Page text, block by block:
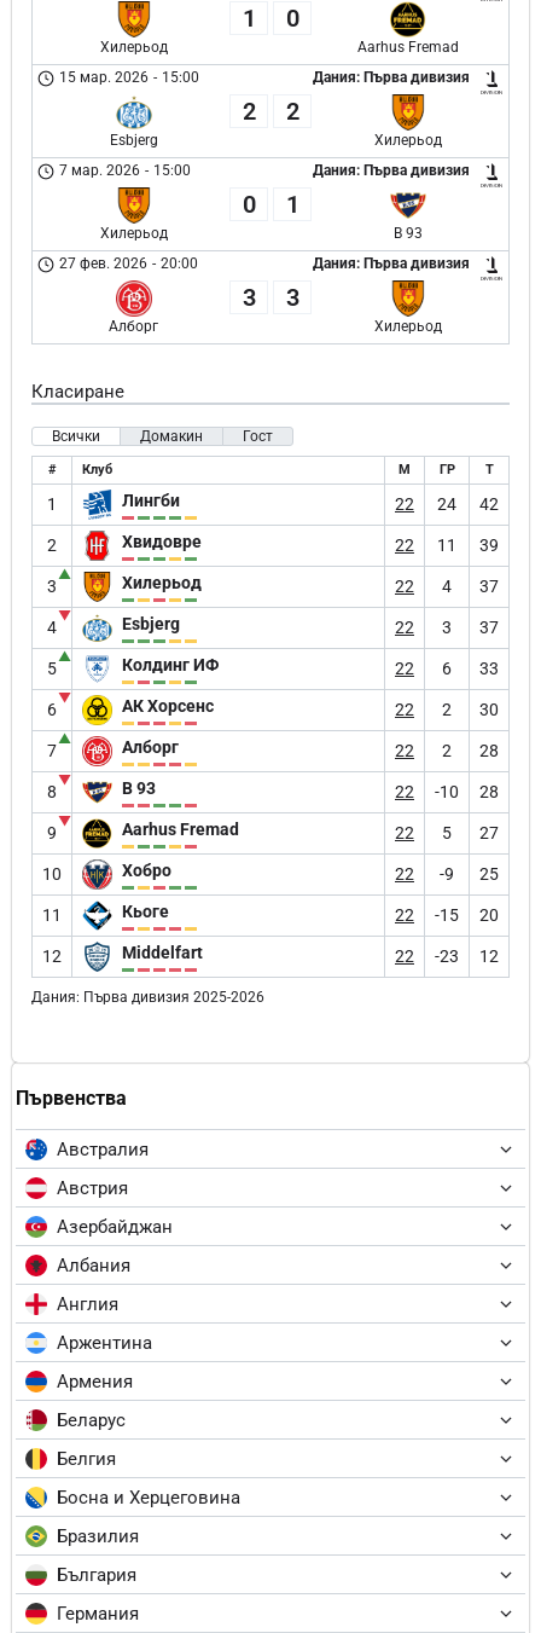
Първенства
Австралия
Австрия
Азербайджан
Албания
Англия
Аржентина
Армения
Беларус
Белгия
Босна и Херцеговина
Бразилия
България
Германия
Хилерьод
1 0
Aarhus Fremad
Дания: Първа дивизия
15 мар. 2026 - 15:00
Esbjerg
2 2
Хилерьод
Дания: Първа дивизия
7 мар. 2026 - 15:00
Хилерьод
0 1
B 93
Дания: Първа дивизия
27 фев. 2026 - 20:00
Алборг
3 3
Хилерьод
Класиране
Всички Домакин Гост
# Клуб М ГР Т
1 Лингби 22 24 42
2 Хвидовре 22 11 39
3
▲ Хилерьод 22 4 37
4
▼ Esbjerg 22 3 37
5
▲ Колдинг ИФ 22 6 33
6
▼ АК Хорсенс 22 2 30
7
▲ Алборг 22 2 28
8
▼ B 93 22 -10 28
9
▼ Aarhus Fremad 22 5 27
10 Хобро 22 -9 25
11 Кьоге 22 -15 20
12 Middelfart 22 -23 12
Дания: Първа дивизия 2025-2026